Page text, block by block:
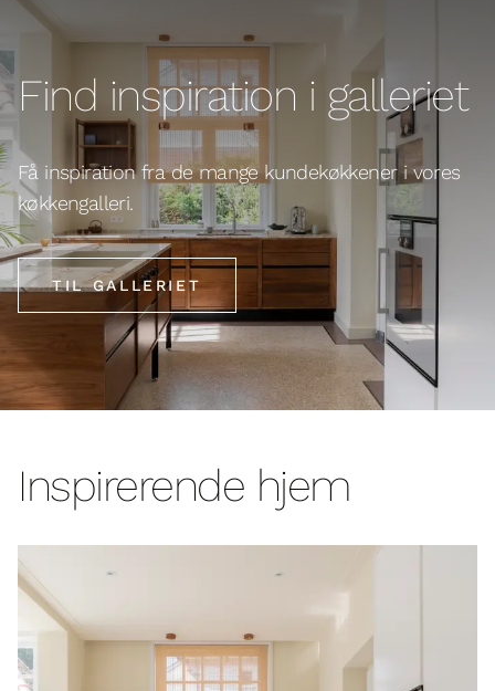
Find inspiration i galleriet
Få inspiration fra de mange kundekøkkener i vores
køkkengalleri.
TIL GALLERIET
Inspirerende hjem